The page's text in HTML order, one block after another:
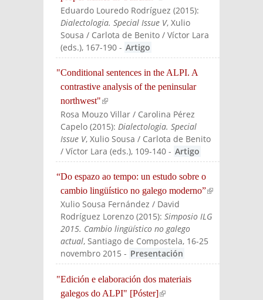
Eduardo Louredo Rodríguez (2015):
Dialectologia. Special Issue V, Xulio
Sousa / Carlota de Benito / Víctor Lara
(eds.), 167-190 - Artigo
"Conditional sentences in the ALPI. A
contrastive analysis of the peninsular
northwest"(link is external)
Rosa Mouzo Villar / Carolina Pérez
Capelo (2015):Dialectologia. Special
Issue V, Xulio Sousa / Carlota de Benito
/ Víctor Lara (eds.), 109-140 - Artigo
“Do espazo ao tempo: un estudo sobre o
cambio lingüístico no galego moderno”(link is
l)
Xulio Sousa Fernández / David
Rodríguez Lorenzo (2015):Simposio ILG
2015. Cambio lingüístico no galego
actual, Santiago de Compostela, 16-25
novembro 2015 - Presentación
"Edición e elaboración dos materiais
galegos do ALPI" [Póster](link is external)